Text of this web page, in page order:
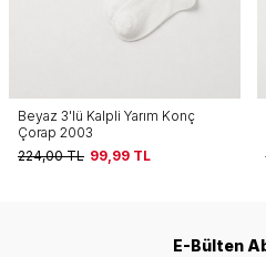
Bej-Ekru 3'lü Desenli Patik Çorap
2002
194,00TL 99,99TL
E-Bülten